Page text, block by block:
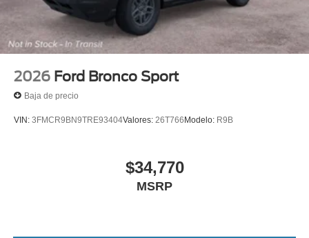
2026 Ford Bronco Sport
Baja de precio
VIN: 3FMCR9BN9TRE93404Valores: 26T766Modelo: R9B
$34,770
MSRP